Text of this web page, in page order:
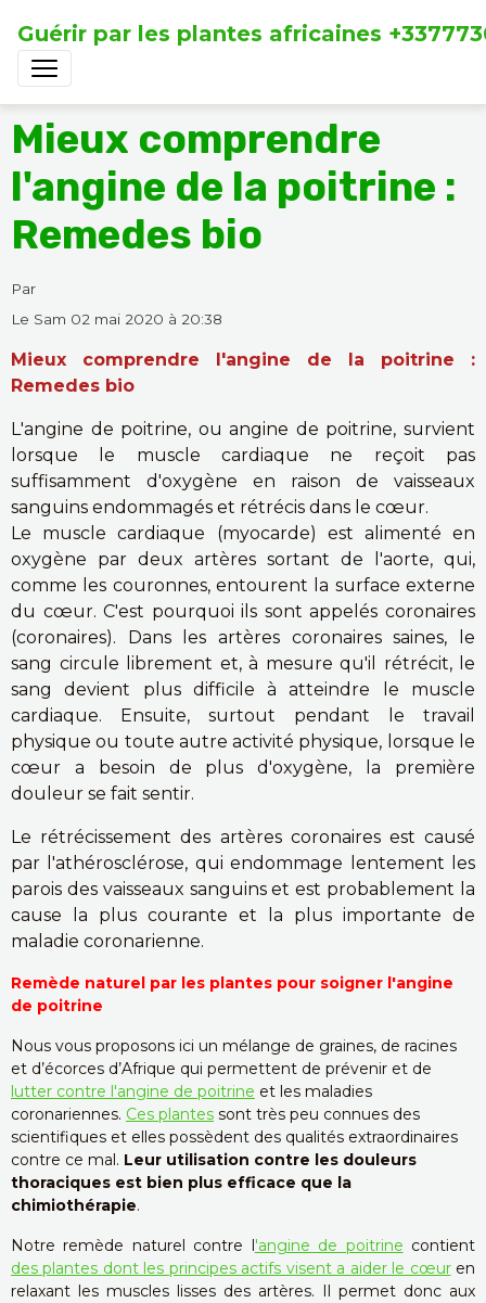
Guérir par les plantes africaines
Mieux comprendre
l'angine de la poitrine :
Remedes bio
Par
Le Sam 02 mai 2020 à 20:38
Mieux comprendre l'angine de la poitrine :
Remedes bio
L'angine de poitrine, ou angine de poitrine, survient
lorsque le muscle cardiaque ne reçoit pas
suffisamment d'oxygène en raison de vaisseaux
sanguins endommagés et rétrécis dans le cœur.
Le muscle cardiaque (myocarde) est alimenté en
oxygène par deux artères sortant de l'aorte, qui,
comme les couronnes, entourent la surface externe
du cœur. C'est pourquoi ils sont appelés coronaires
(coronaires). Dans les artères coronaires saines, le
sang circule librement et, à mesure qu'il rétrécit, le
sang devient plus difficile à atteindre le muscle
cardiaque. Ensuite, surtout pendant le travail
physique ou toute autre activité physique, lorsque le
cœur a besoin de plus d'oxygène, la première
douleur se fait sentir.
Le rétrécissement des artères coronaires est causé
par l'athérosclérose, qui endommage lentement les
parois des vaisseaux sanguins et est probablement la
cause la plus courante et la plus importante de
maladie coronarienne.
Remède naturel par les plantes pour soigner l'angine
de poitrine
Nous vous proposons ici un mélange de graines, de racines
et d’écorces d’Afrique qui permettent de prévenir et de
lutter contre l'angine de poitrine et les maladies
coronariennes. Ces plantes sont très peu connues des
scientifiques et elles possèdent des qualités extraordinaires
contre ce mal. Leur utilisation contre les douleurs
thoraciques est bien plus efficace que la
chimiothérapie.
Notre remède naturel contre l 'angine de poitrine contient
des plantes dont les principes actifs visent a aider le cœuren
relaxant les muscles lisses des artères. Il permet donc aux